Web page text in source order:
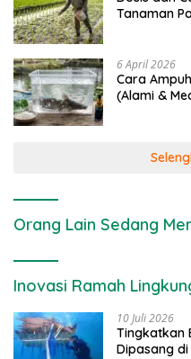
Tanaman
6 April 2026
Cara
(Alami &
Orang Lain Sedang
Inovasi Ramah
10 Juli 2026
Tingkatkan
Dipasang